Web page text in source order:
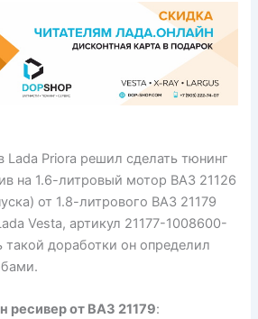
Lada Priora решил сделать тюнинг
на 1.6-литровый мотор ВАЗ 21126
от 1.8-литрового ВАЗ 21179
Vesta, артикул 21177-1008600-
такой доработки он определил
ресивер от ВАЗ 21179: